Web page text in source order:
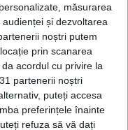
măsurarea
și dezvoltarea
noștri putem
prin scanarea
acordul cu privire la
partenerii noștri
puteți accesa
preferințele înainte
refuza să vă dați
Patriot Act
George W. Bush
elaborată ca...